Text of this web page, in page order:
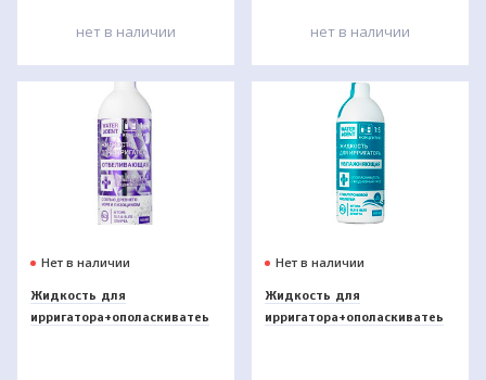
нет в наличии нет в наличии
Нет в наличии
Жидкость для
ирригатора+ополаскиватеь
Нет в наличии
Жидкость для
ирригатора+ополаскиватеь